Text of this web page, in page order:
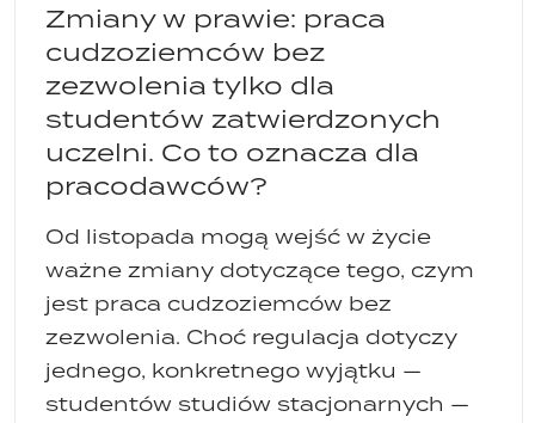
Zmiany w prawie: praca
cudzoziemców bez
zezwolenia tylko dla
studentów zatwierdzonych
uczelni. Co to oznacza dla
pracodawców?
Od listopada mogą wejść w życie
ważne zmiany dotyczące tego, czym
jest praca cudzoziemców bez
zezwolenia. Choć regulacja dotyczy
jednego, konkretnego wyjątku —
studentów studiów stacjonarnych —